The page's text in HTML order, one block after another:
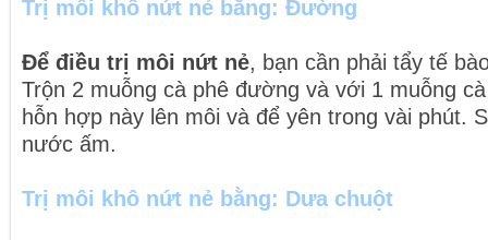
Trị môi khô nứt nẻ bằng: Đường
Để điều trị môi nứt nẻ, bạn cần phải tẩy tế
Trộn 2 muỗng cà phê đường và với 1 muỗng
hỗn hợp này lên môi và để yên trong vài phút.
nước ấm.
Trị môi khô nứt nẻ bằng: Dưa chuột